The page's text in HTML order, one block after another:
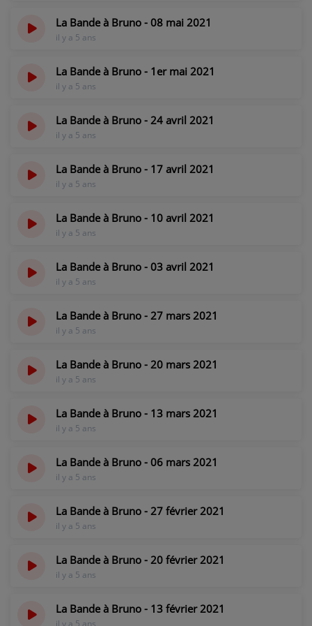
La Bande à Bruno - 08 mai 2021
il y a 5 ans
La Bande à Bruno - 1er mai 2021
il y a 5 ans
La Bande à Bruno - 24 avril 2021
il y a 5 ans
La Bande à Bruno - 17 avril 2021
il y a 5 ans
La Bande à Bruno - 10 avril 2021
il y a 5 ans
La Bande à Bruno - 03 avril 2021
il y a 5 ans
La Bande à Bruno - 27 mars 2021
il y a 5 ans
La Bande à Bruno - 20 mars 2021
il y a 5 ans
La Bande à Bruno - 13 mars 2021
il y a 5 ans
La Bande à Bruno - 06 mars 2021
il y a 5 ans
La Bande à Bruno - 27 février 2021
il y a 5 ans
La Bande à Bruno - 20 février 2021
il y a 5 ans
La Bande à Bruno - 13 février 2021
il y a 5 ans